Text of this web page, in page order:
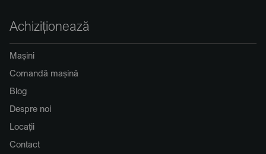
Achiziționează
Mașini
Comandă mașină
Blog
Despre noi
Locații
Contact